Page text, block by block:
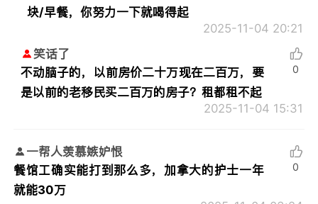
块/早餐，你努力一下就喝得起
2025-11-04 20:21
笑话了
不动脑子的，以前房价二十万现在二百万，要
是以前的老移民买二百万的房子？租都租不起
2025-11-04 15:31
0
一帮人羡慕嫉妒恨
餐馆工确实能打到那么多，加拿大的护士一年
就能30万
0